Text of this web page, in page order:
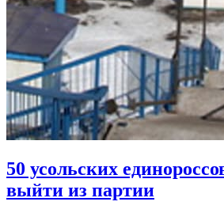
50 усольских
выйти из партии